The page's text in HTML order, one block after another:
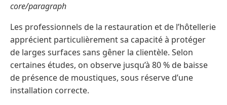
core/paragraph
Les professionnels de la restauration et de l’hôtellerie
apprécient particulièrement sa capacité à protéger
de larges surfaces sans gêner la clientèle. Selon
certaines études, on observe jusqu’à 80 % de baisse
de présence de moustiques, sous réserve d’une
installation correcte.